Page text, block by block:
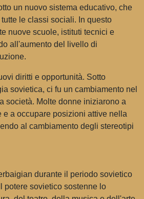
un nuovo sistema educativo, che
le classi sociali. In questo
nuove scuole, istituti tecnici e
all'aumento del livello di
diritti e opportunità. Sotto
sovietica, ci fu un cambiamento nel
società. Molte donne iniziarono a
e a occupare posizioni attive nella
al cambiamento degli stereotipi
durante il periodo sovietico
potere sovietico sostenne lo